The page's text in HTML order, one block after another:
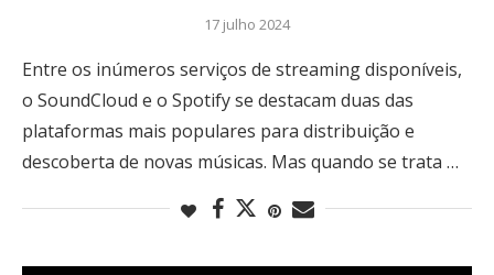
17 julho 2024
Entre os inúmeros serviços de streaming disponíveis,
o SoundCloud e o Spotify se destacam duas das
plataformas mais populares para distribuição e
descoberta de novas músicas. Mas quando se trata …